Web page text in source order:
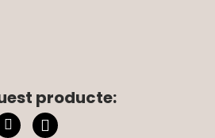
producte: